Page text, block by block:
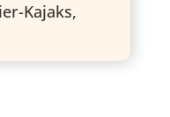
Kajaks,